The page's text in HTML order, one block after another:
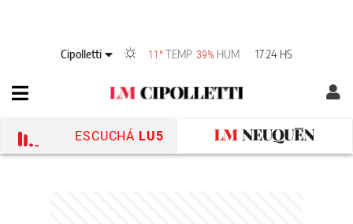
Cipolletti 11°TEMP 39% HUM 17:24 HS
ESCUCHÁ LU5